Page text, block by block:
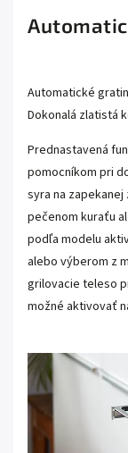
Automatické
Dokonalá zlatistá
Prednastavená
pomocníkom pri
syra na
pečenom kuraťu
podľa modelu
alebo výberom z
grilovacie teleso
možné aktivovať